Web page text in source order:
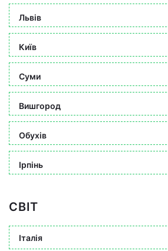
Львів
Київ
Суми
Вишгород
Обухів
Ірпінь
СВІТ
Італія